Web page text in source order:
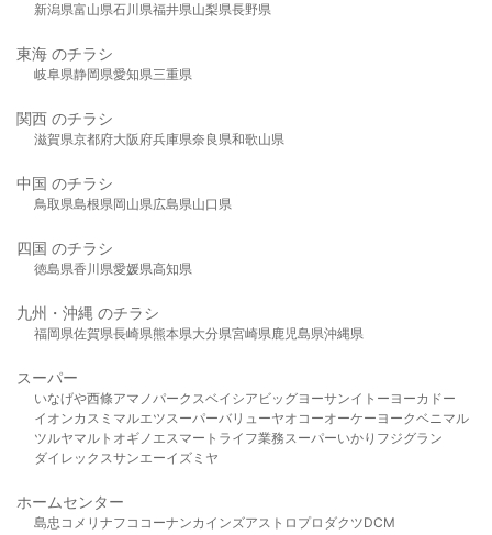
新潟県富山県石川県福井県山梨県長野県
東海 のチラシ
岐阜県静岡県愛知県三重県
関西 のチラシ
滋賀県京都府大阪府兵庫県奈良県和歌山県
中国 のチラシ
鳥取県島根県岡山県広島県山口県
四国 のチラシ
徳島県香川県愛媛県高知県
九州・沖縄 のチラシ
福岡県佐賀県長崎県熊本県大分県宮崎県鹿児島県沖縄県
スーパー
いなげや西條アマノパークスベイシア ビッグヨーサンイトーヨーカドー
イオンカスミ マルエツスーパーバリューヤオコーオーケー ヨークベニマル
ツルヤマルト オギノ エスマート ライフ業務スーパーいかり フジグラン
ダイレックスサンエーイズミヤ
ホームセンター
島忠 コメリ ナフコ コーナンカインズアストロプロダクツDCM